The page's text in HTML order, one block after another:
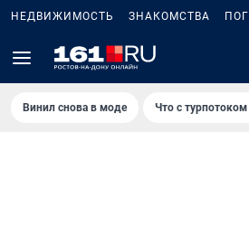
НЕДВИЖИМОСТЬ ЗНАКОМСТВА
Винил снова в моде Что с